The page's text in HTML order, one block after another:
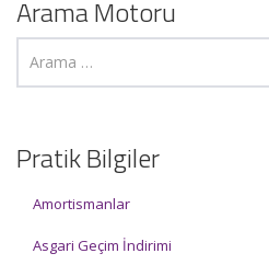
Arama Motoru
Pratik Bilgiler
Amortismanlar
Asgari Geçim İndirimi